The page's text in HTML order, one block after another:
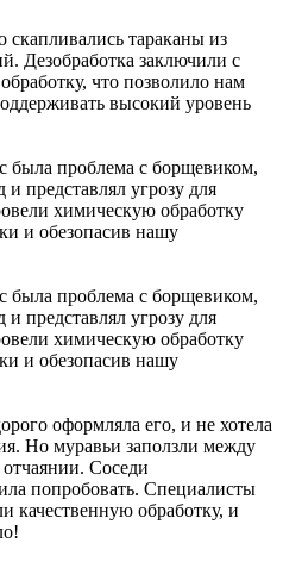
тараканы из
Дезобработка заключили с
что позволило нам
высокий уровень
была проблема с борщевиком,
представлял угрозу для
химическую обработку
и обезопасив нашу
была проблема с борщевиком,
представлял угрозу для
химическую обработку
и обезопасив нашу
оформляла его, и не хотела
Но муравьи заползли между
Соседи
попробовать. Специалисты
качественную обработку, и